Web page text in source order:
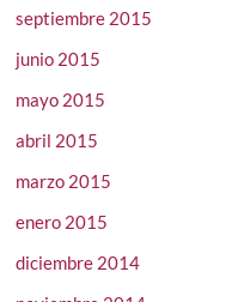
septiembre 2015
junio 2015
mayo 2015
abril 2015
marzo 2015
enero 2015
diciembre 2014